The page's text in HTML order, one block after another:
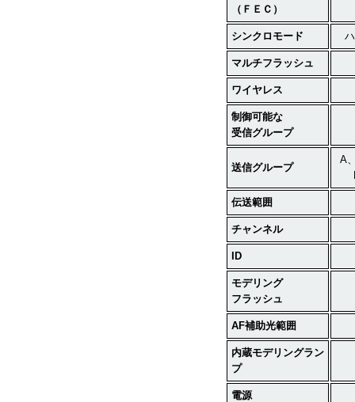
（ＦＥＣ）
シンクロモード
マルチフラッシュ
ワイヤレス
制御可能な
受信グループ
送信グループ
A
伝送範囲
チャンネル
ID
モデリング
フラッシュ
AF補助光範囲
内蔵モデリングラン
プ
電源